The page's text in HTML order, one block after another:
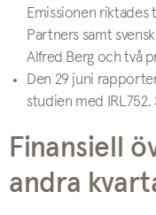
Emissionen riktades
Partners samt
Alfred Berg och två
Den 29 juni
studien med
Finansiell
andra